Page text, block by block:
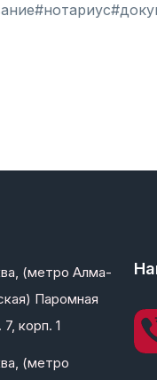
(метро Алма-
Паромная
7, корп. 1
(метро